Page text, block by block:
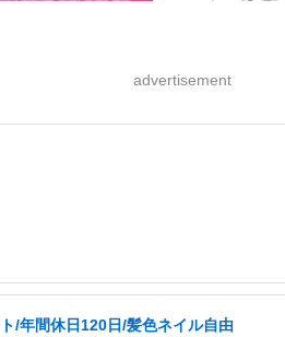
advertisement
/年間休日120日/髪色ネイル自由